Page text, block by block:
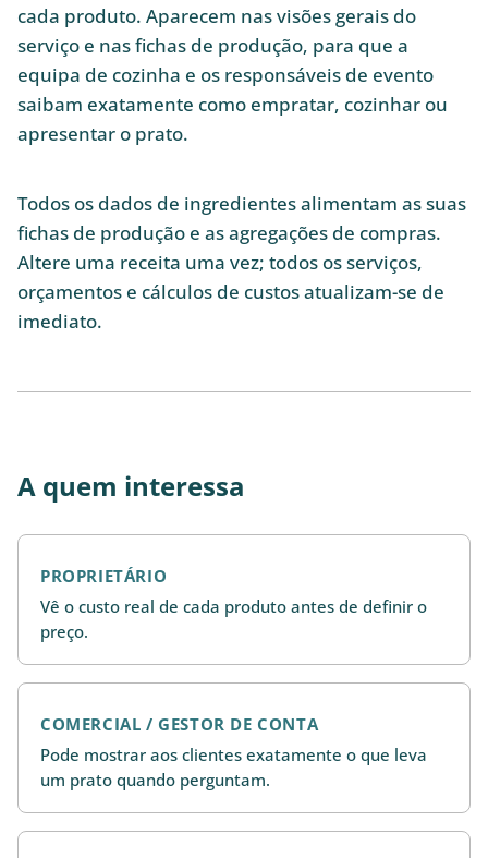
cada produto. Aparecem nas visões gerais do
serviço e nas fichas de produção, para que a
equipa de cozinha e os responsáveis de evento
saibam exatamente como empratar, cozinhar ou
apresentar o prato.
Todos os dados de ingredientes alimentam as suas
fichas de produção e as agregações de compras.
Altere uma receita uma vez; todos os serviços,
orçamentos e cálculos de custos atualizam-se de
imediato.
A quem interessa
PROPRIETÁRIO
Vê o custo real de cada produto antes de definir o
preço.
COMERCIAL / GESTOR DE CONTA
Pode mostrar aos clientes exatamente o que leva
um prato quando perguntam.